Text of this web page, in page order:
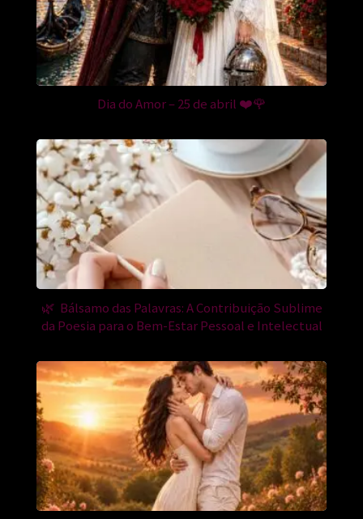
Dia do Amor – 25 de abril ❤️🌹
🌿 Bálsamo das Palavras: A Contribuição Sublime
da Poesia para o Bem-Estar Pessoal e Intelectual